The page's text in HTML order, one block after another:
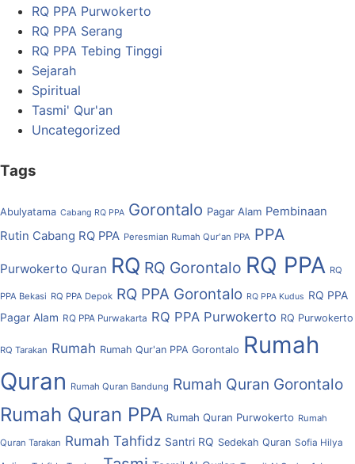
RQ PPA Purwokerto
RQ PPA Serang
RQ PPA Tebing Tinggi
Sejarah
Spiritual
Tasmi' Qur'an
Uncategorized
Tags
Abulyatama Cabang RQ PPA Gorontalo Pagar Alam Pembinaan
Rutin Cabang RQ PPA Peresmian Rumah Qur'an PPA PPA
Purwokerto Quran RQ RQ Gorontalo RQ PPA RQ
PPA Bekasi RQ PPA Depok RQ PPA Gorontalo RQ PPA Kudus RQ PPA
Pagar Alam RQ PPA Purwakarta RQ PPA Purwokerto RQ Purwokerto
RQ Tarakan Rumah Rumah Qur'an PPA Gorontalo Rumah
Quran Rumah Quran Bandung Rumah Quran Gorontalo
Rumah Quran PPA Rumah Quran Purwokerto Rumah
Quran Tarakan Rumah Tahfidz Santri RQ Sedekah Quran Sofia Hilya